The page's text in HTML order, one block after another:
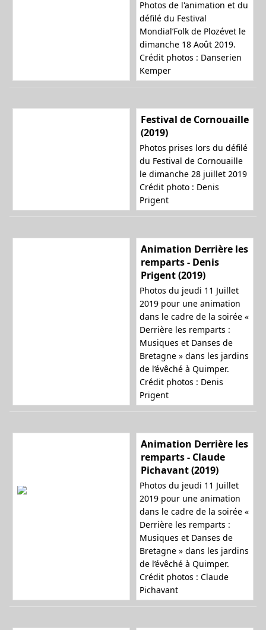
Photos de l'animation et du
défilé du Festival
Mondial’Folk de Plozévet le
dimanche 18 Août 2019.
Crédit photos : Danserien
Kemper
Festival de Cornouaille
(2019)
Photos prises lors du défilé
du Festival de Cornouaille
le dimanche 28 juillet 2019
Crédit photo : Denis
Prigent
Animation Derrière les
remparts - Denis
Prigent (2019)
Photos du jeudi 11 Juillet
2019 pour une animation
dans le cadre de la soirée «
Derrière les remparts :
Musiques et Danses de
Bretagne » dans les jardins
de l’évêché à Quimper.
Crédit photos : Denis
Prigent
Animation Derrière les
remparts - Claude
Pichavant (2019)
Photos du jeudi 11 Juillet
2019 pour une animation
dans le cadre de la soirée «
Derrière les remparts :
Musiques et Danses de
Bretagne » dans les jardins
de l’évêché à Quimper.
Crédit photos : Claude
Pichavant